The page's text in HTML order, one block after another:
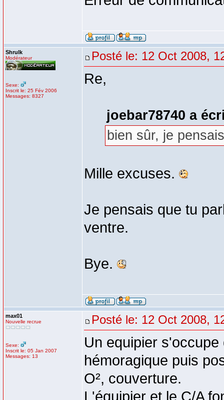
Shrulk
Modérateur
Sexe:
Inscrit le: 25 Fév 2006
Messages: 8327
Posté le: 12 Oct 2008,
Re,
joebar78740 a
bien sûr, je
Mille excuses.
Je pensais que tu
ventre.
Bye.
max01
Nouvelle recrue
Sexe:
Inscrit le: 05 Jan 2007
Messages: 13
Posté le: 12 Oct 2008,
Un equipier
hémoragique puis
O², couverture.
L'équipier et le C/A